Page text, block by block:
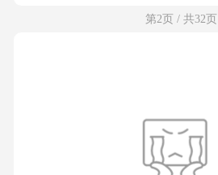
第2页 / 共32页